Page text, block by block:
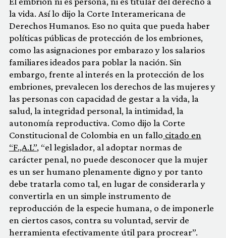
la vida. Así lo dijo la Corte Interamericana de
Derechos Humanos. Eso no quita que pueda haber
políticas públicas de protección de los embriones,
como las asignaciones por embarazo y los salarios
familiares ideados para poblar la nación. Sin
embargo, frente al interés en la protección de los
embriones, prevalecen los derechos de las mujeres y
las personas con capacidad de gestar a la vida, la
salud, la integridad personal, la intimidad, la
autonomía reproductiva. Como dijo la Corte
Constitucional de Colombia en un fallo citado en
“F.,A.L”, “el legislador, al adoptar normas de
carácter penal, no puede desconocer que la mujer
es un ser humano plenamente digno y por tanto
debe tratarla como tal, en lugar de considerarla y
convertirla en un simple instrumento de
reproducción de la especie humana, o de imponerle
en ciertos casos, contra su voluntad, servir de
herramienta efectivamente útil para procrear”.